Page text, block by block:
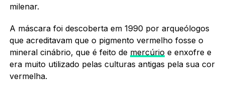
milenar.
A máscara foi descoberta em 1990 por arqueólogos
que acreditavam que o pigmento vermelho fosse o
mineral cinábrio, que é feito de mercúrio e enxofre e
era muito utilizado pelas culturas antigas pela sua cor
vermelha.